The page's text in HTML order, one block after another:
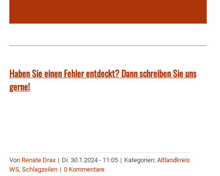
Haben Sie einen Fehler entdeckt? Dann schreiben Sie uns
gerne!
Von Renate Drax | Di. 30.1.2024 - 11:05 | Kategorien: Altlandkreis
WS, Schlagzeilen | 0 Kommentare